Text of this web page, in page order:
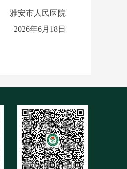
雅安市人民医院
2026年6月18日